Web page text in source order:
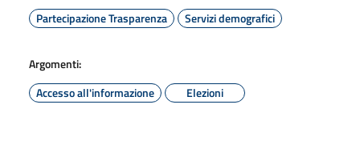
Partecipazione Trasparenza
Servizi demografici
Argomenti:
Accesso all'informazione
Elezioni